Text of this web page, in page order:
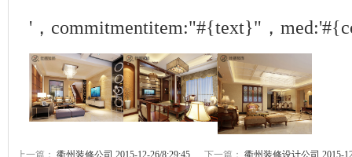
'，commitmentitem:"#{text}"，